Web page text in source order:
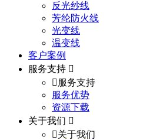
反光纱线
芳纶防火线
光变线
温变线
客户案例
服务支持
服务支持
服务优势
资源下载
关于我们
关于我们